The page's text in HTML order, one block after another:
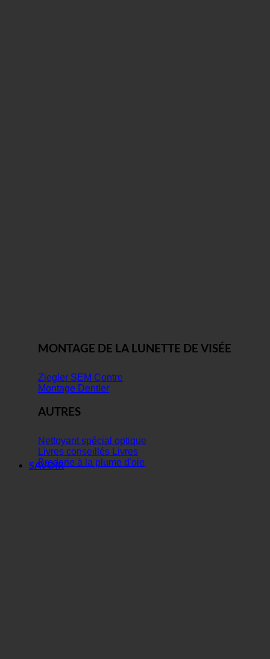
MONTAGE DE LA LUNETTE DE VISÉE
Ziegler SEM Contre
Montage Dentler
AUTRES
Nettoyant spécial optique
Livres conseillés Livres
Broderie à la plume d'oie
SAVOIR